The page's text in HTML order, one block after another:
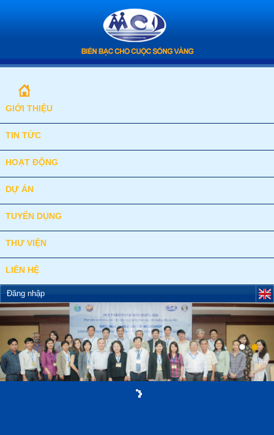
GIỚI THIỆU
TIN TỨC
HOẠT ĐỘNG
DỰ ÁN
TUYỂN DỤNG
THƯ VIỆN
LIÊN HỆ
Đăng nhập